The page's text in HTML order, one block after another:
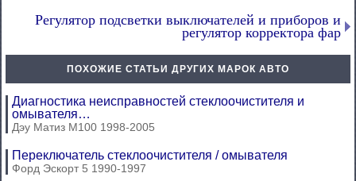
Регулятор подсветки выключателей и приборов и
регулятор корректора фар
ПОХОЖИЕ СТАТЬИ ДРУГИХ МАРОК АВТО
Диагностика неисправностей стеклоочистителя и
омывателя…
Дэу Матиз М100 1998-2005
Переключатель стеклоочистителя / омывателя
Форд Эскорт 5 1990-1997